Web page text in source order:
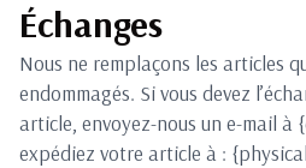
Échanges
Nous ne remplaçons les articles
endommagés. Si vous devez
article, envoyez-nous un e-mail à
expédiez votre article à :